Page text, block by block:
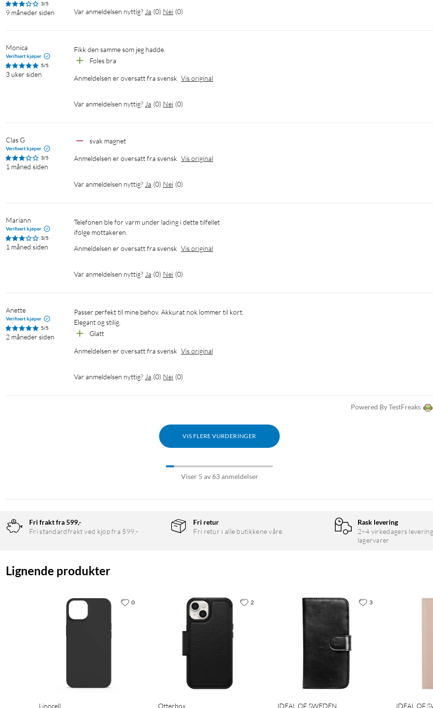
3/5
9 måneder siden Var anmeldelsen nyttig? Ja (0) Nei (0)
Monica
Verifisert kjøper
5/5
3 uker siden
Fikk den samme som jeg hadde.
Føles bra
Anmeldelsen er oversatt fra svensk Vis original
Var anmeldelsen nyttig? Ja (0) Nei (0)
Clas G
Verifisert kjøper
3/5
1 måned siden
svak magnet
Anmeldelsen er oversatt fra svensk Vis original
Var anmeldelsen nyttig? Ja (0) Nei (0)
Mariann
Verifisert kjøper
3/5
1 måned siden
Telefonen ble for varm under lading i dette tilfellet
ifølge mottakeren.
Anmeldelsen er oversatt fra svensk Vis original
Var anmeldelsen nyttig? Ja (0) Nei (0)
Anette
Verifisert kjøper
5/5
2 måneder siden
Passer perfekt til mine behov. Akkurat nok lommer til kort.
Glatt
Anmeldelsen er oversatt fra svensk Vis original
Var anmeldelsen nyttig? Ja (0) Nei (0)
Powered By TestFreaks
VIS FLERE VURDERINGER
Viser 5 av 63 anmeldelser
Fri frakt fra 599,-
Fri standardfrakt ved kjøp fra 599,-
Fri retur
Fri retur i alle butikkene våre.
Rask levering
2–4 virkedagers
lagervarer
Lignende produkter
Linocell
0
Otterbox
2
IDEAL OF SWEDEN
3
IDEAL OF